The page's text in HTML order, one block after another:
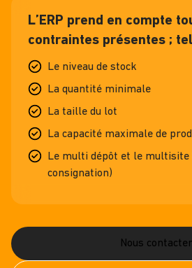
L’ERP prend en compte
contraintes présentes ;
Le niveau de stock
La quantité minimale
La taille du lot
La capacité maximale de
Le multi dépôt et le multisite
consignation)
Nous contacter